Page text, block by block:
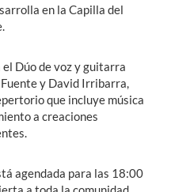
en la Capilla del
Dúo de voz y guitarra
y David Irribarra,
que incluye música
a creaciones
agendada para las 18:00